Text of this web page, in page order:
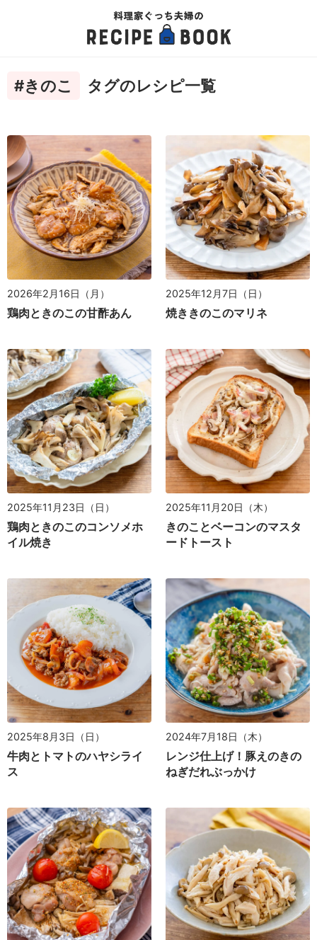
#きのこ タグのレシピ一覧
2026年2月16日（月）
鶏肉ときのこの甘酢あん
2025年12月7日（日）
焼ききのこのマリネ
2025年11月23日（日）
鶏肉ときのこのコンソメホ
イル焼き
2025年11月20日（木）
きのことベーコンのマスタ
ードトースト
2025年8月3日（日）
牛肉とトマトのハヤシライ
ス
2024年7月18日（木）
レンジ仕上げ！豚えのきの
ねぎだれぶっかけ